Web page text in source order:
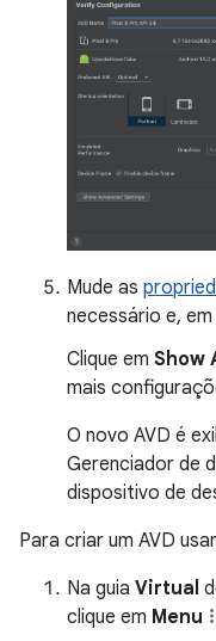
Mude as
necessário e,
Clique em Show
mais
O novo AVD é
Gerenciador de
dispositivo de
Para criar um AVD
Na guia Virtual
clique em Menu